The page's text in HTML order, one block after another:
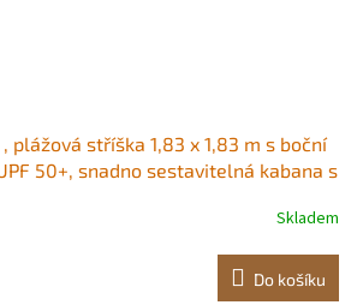
plážová stříška 1,83 x 1,83 m s boční
50+, snadno sestavitelná kabana s
rodinu a přátele Prostorná stínicí
Skladem
Do košíku